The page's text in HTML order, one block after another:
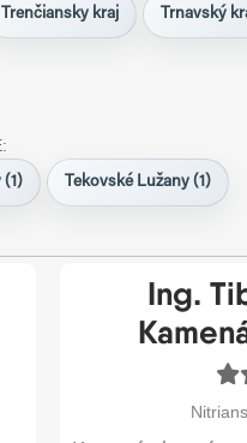
Trenčiansky kraj Trnavský
(1) Tekovské Lužany (1)
Ing.